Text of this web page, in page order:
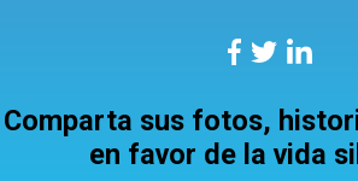
Comparta sus fotos,
en favor de la vida